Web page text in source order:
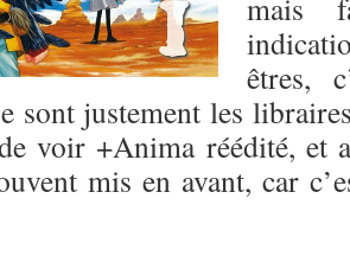
mais
êtres,
sont justement les
voir +Anima réédité, et
mis en avant, car